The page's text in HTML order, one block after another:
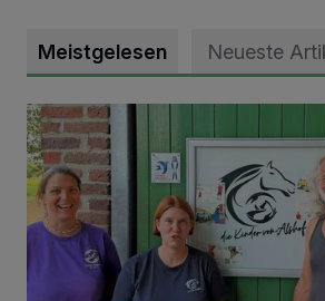
Meistgelesen Neueste
Vorbildlicher Einsatz für den